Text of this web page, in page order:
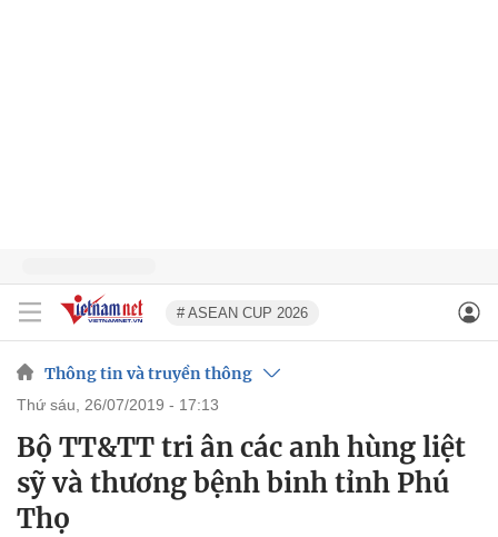
# ASEAN CUP 2026
Thông tin và truyền thông
thứ sáu, 26/07/2019 - 17:13
Bộ TT&TT tri ân các anh hùng liệt
sỹ và thương bệnh binh tỉnh Phú
Thọ